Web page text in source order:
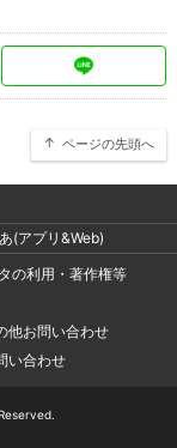
ページの先頭へ
(アプリ&Web)
の利用・著作権等
他お問い合わせ
い合わせ